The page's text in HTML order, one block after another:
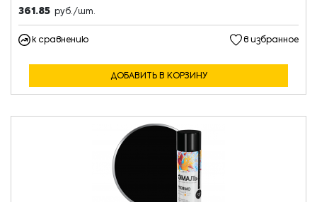
361.85 руб./шт.
к сравнению в избранное
ДОБАВИТЬ В КОРЗИНУ